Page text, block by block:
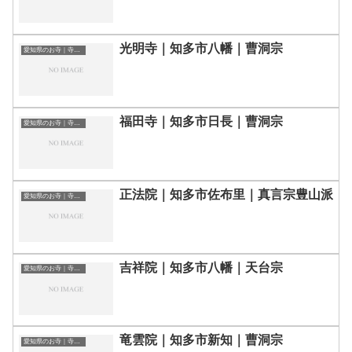
愛知県のお寺｜寺院一覧 光明寺｜知多市八幡｜曹洞宗
愛知県のお寺｜寺院一覧 福田寺｜知多市日長｜曹洞宗
愛知県のお寺｜寺院一覧 正法院｜知多市佐布里｜真言宗豊山派
愛知県のお寺｜寺院一覧 吉祥院｜知多市八幡｜天台宗
愛知県のお寺｜寺院一覧 竜雲院｜知多市新知｜曹洞宗